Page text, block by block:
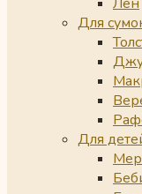
Для
Для